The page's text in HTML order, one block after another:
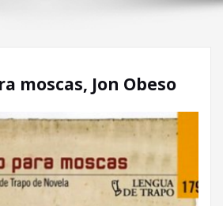
moscas, Jon Obeso